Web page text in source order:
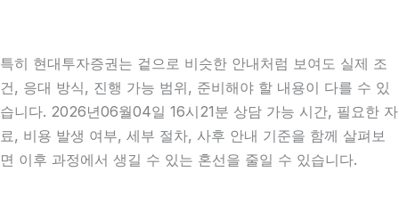
특히 현대투자증권는 겉으로 비슷한 안내처럼 보여도 실제 조
건, 응대 방식, 진행 가능 범위, 준비해야 할 내용이 다를 수 있
습니다. 2026년06월04일 16시21분 상담 가능 시간, 필요한 자
료, 비용 발생 여부, 세부 절차, 사후 안내 기준을 함께 살펴보
면 이후 과정에서 생길 수 있는 혼선을 줄일 수 있습니다.